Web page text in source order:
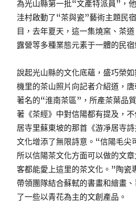
為光山縣第一批“文產特派員”，
洼村啟動了“茶與瓷”藝術主題民
目，去年夏天，這一集燒窯、茶
露營等多種業態元素于一體的民
說起光山縣的文化底蘊，盛巧榮
機里的茶山照片向記者介紹道，
著名的“淮南茶區”，所產茶葉品
著《茶經》中對信陽都有提及，
居寺里蘇東坡的那首《游凈居寺
文化增添了無限詩意。“信陽毛尖
所以信陽茶文化方面可以做的文
客都能愛上這里的茶文化。”陶瓷
帶領團隊結合蘇軾的書畫和繪畫
了一些以青花為主的文創產品。